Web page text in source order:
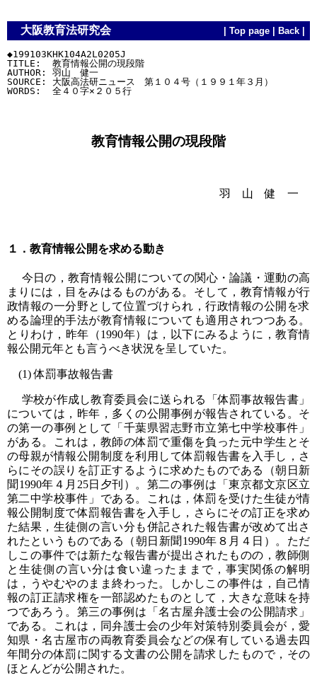
大阪教育法研究会 Top page Back
◆199103KHK104A2L0205J
TITLE:  教育情報公開の現段階
AUTHOR: 羽山　健一
SOURCE: 大阪高法研ニュース　第１０４号（１９９１年３月）
教育情報公開の現段階
羽 山 健 一
１．教育情報公開を求める動き
今日の，教育情報公開についての関心・論議・運動の高
まりには，目をみはるものがある。そして，教育情報が行
政情報の一分野として位置づけられ，行政情報の公開を求
める論理的手法が教育情報についても適用されつつある。
とりわけ，昨年（1990年）は，以下にみるように，教育情
報公開元年とも言うべき状況を呈していた。
(1) 体罰事故報告書
学校が作成し教育委員会に送られる「体罰事故報告書」
については，昨年，多くの公開事例が報告されている。そ
の第一の事例として「千葉県習志野市立第七中学校事件」
がある。これは，教師の体罰で重傷を負った元中学生とそ
の母親が情報公開制度を利用して体罰報告書を入手し，さ
らにその誤りを訂正するように求めたものである（朝日新
聞1990年４月25日夕刊）。第二の事例は「東京都文京区立
第二中学校事件」である。これは，体罰を受けた生徒が情
報公開制度で体罰報告書を入手し，さらにその訂正を求め
た結果，生徒側の言い分も併記された報告書が改めて出さ
れたというものである（朝日新聞1990年８月４日）。ただ
しこの事件では新たな報告書が提出されたものの，教師側
と生徒側の言い分は食い違ったままで，事実関係の解明
は，うやむやのまま終わった。しかしこの事件は，自己情
報の訂正請求権を一部認めたものとして，大きな意味を持
つであろう。第三の事例は「名古屋弁護士会の公開請求」
である。これは，同弁護士会の少年対策特別委員会が，愛
知県・名古屋市の両教育委員会などの保有している過去四
年間分の体罰に関する文書の公開を請求したもので，その
ほとんどが公開された。